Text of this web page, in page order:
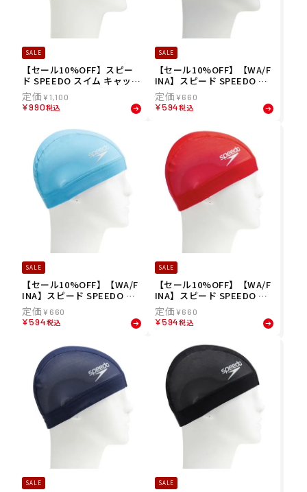
SALE
【セール10%OFF】スピー
ド SPEEDO スイム キャップ
トリコット キャップ Tricot
Cap SE12070-K メンズ レデ
ィース ユニセックス
¥1,100
¥990税込
SALE
【セール10%OFF】【WA/F
INA】スピード SPEEDO ス
イム キャップ ロゴ メッシュ
キャップ Logo Mesh Cap S
E12050-W メンズ レディー
¥660
¥594税込
SALE
【セール10%OFF】【WA/F
INA】スピード SPEEDO ス
イム キャップ ロゴ メッシュ
キャップ Logo Mesh Cap S
E12050-TQ メンズ レディー
¥ 660
¥594税込
SALE
【セール10%OFF】【WA/F
INA】スピード SPEEDO ス
イム キャップ ロゴ メッシュ
キャップ Logo Mesh Cap S
E12050-RE メンズ レディー
¥660
¥594税込
SALE SALE